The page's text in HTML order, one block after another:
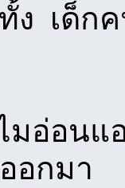
ง เด็ก
มอ่อนแ
อกมา